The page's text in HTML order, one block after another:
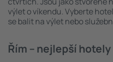
výlet o víkendu. Vyberte
se balit na výlet nebo
Řím – nejlepší hotely